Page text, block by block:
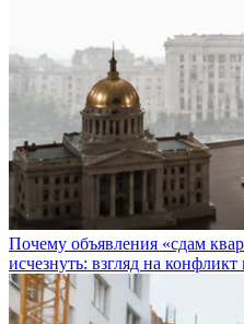
Почему объявления «сдам
исчезнуть: взгляд на